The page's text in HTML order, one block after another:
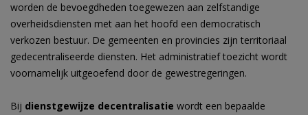
worden de bevoegdheden toegewezen aan zelfstandige
overheidsdiensten met aan het hoofd een democratisch
verkozen bestuur. De gemeenten en provincies zijn territoriaal
gedecentraliseerde diensten. Het administratief toezicht wordt
voornamelijk uitgeoefend door de gewestregeringen.
Bij dienstgewijze decentralisatie wordt een bepaalde